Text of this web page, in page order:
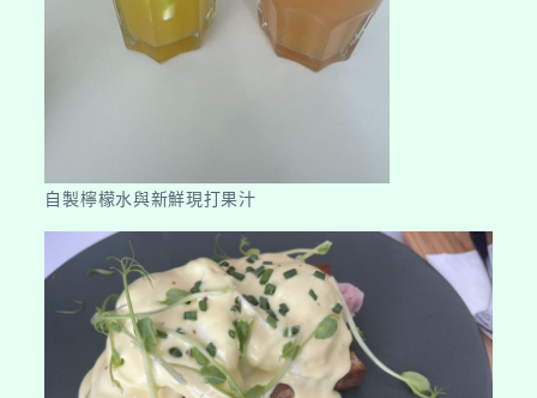
自製檸檬水與新鮮現打果汁